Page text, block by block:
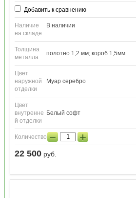
Добавить к сравнению
Наличие
на складе
В наличии
Толщина
металла
полотно 1,2 мм; короб 1,5мм
Цвет
наружной
отделки
Муар серебро
Цвет
внутренне
й отделки
Белый софт
Количество:− +
22 500 руб.